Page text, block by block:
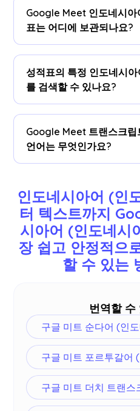
브라우저로 이동합니다.
아어 (인도네시아) 로 설
후에 인도네시아어 (인도
Google Meet 인도네시아
표는 어디에 보관되나요?
인도네시아어 (인도네시
저장됩니다.계기반.트랜
Chrome 확장 프로그램
URL.
성적표의 특정 인도네시
를 검색할 수 있나요?
네!방문하세요계기반
에 있는 특정 인도네시아
색하십시오.
Google Meet 트랜스크립
언어는 무엇인가요?
어, 힌디어, 우르두어, 터
어, 버마어, 러시아어, 필
어 등 77개 언어로 제공됩
올바른 언어를 선택했는지
인도네시아어 (인
터 텍스트까지
시아어 (인도네시
장 쉽고 안정적으
할 수 있는
번역할 수
구글 미트 순다어 (인
구글 미트 포르투갈어
구글 미트 더치 트랜스